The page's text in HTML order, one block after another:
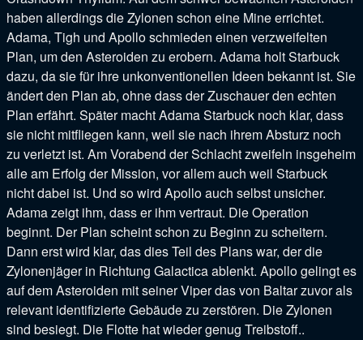
haben allerdings die Zylonen schon eine Mine errichtet.
Adama, Tigh und Apollo schmieden einen verzweifelten
Plan, um den Asteroiden zu erobern. Adama holt Starbuck
dazu, da sie für ihre unkonventionellen Ideen bekannt ist. Sie
ändert den Plan ab, ohne dass der Zuschauer den echten
Plan erfährt. Später macht Adama Starbuck noch klar, dass
sie nicht mitfliegen kann, weil sie nach ihrem Absturz noch
zu verletzt ist. Am Vorabend der Schlacht zweifeln insgeheim
alle am Erfolg der Mission, vor allem auch weil Starbuck
nicht dabei ist. Und so wird Apollo auch selbst unsicher.
Adama zeigt ihm, dass er ihm vertraut. Die Operation
beginnt. Der Plan scheint schon zu Beginn zu scheitern.
Dann erst wird klar, das dies Teil des Plans war, der die
Zylonenjäger in Richtung Galactica ablenkt. Apollo gelingt es
auf dem Asteroiden mit seiner Viper das von Baltar zuvor als
relevant identifizierte Gebäude zu zerstören. Die Zylonen
sind besiegt. Die Flotte hat wieder genug Treibstoff..